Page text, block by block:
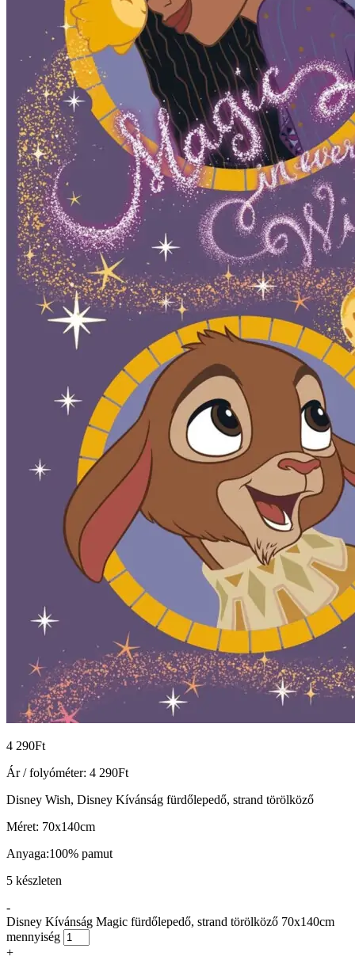
4 290Ft
Ár / folyóméter: 4 290Ft
Disney Wish, Disney Kívánság fürdőlepedő, strand törölköző
Méret: 70x140cm
Anyaga:100% pamut
5 készleten
-
Disney Kívánság Magic fürdőlepedő, strand törölköző 70x140cm
mennyiség
+